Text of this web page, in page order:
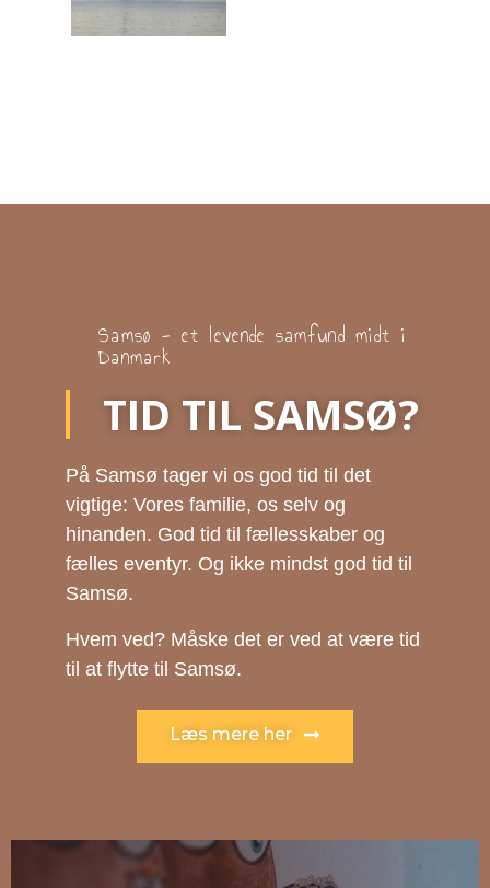
Samsø - et levende samfund midt i
Danmark
TID TIL SAMSØ?
På Samsø tager vi os god tid til det
vigtige: Vores familie, os selv og
hinanden. God tid til fællesskaber og
fælles eventyr. Og ikke mindst god tid til
Samsø.
Hvem ved? Måske det er ved at være tid
til at flytte til Samsø.
Læs mere her